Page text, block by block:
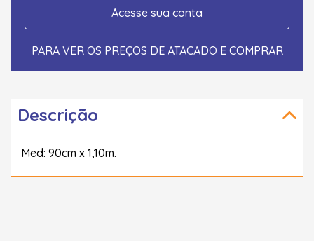
Acesse sua conta
PARA VER OS PREÇOS DE ATACADO E COMPRAR
Descrição
Med: 90cm x 1,10m.